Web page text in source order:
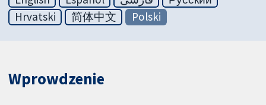
Hrvatski
简体中文 Polski
Wprowdzenie